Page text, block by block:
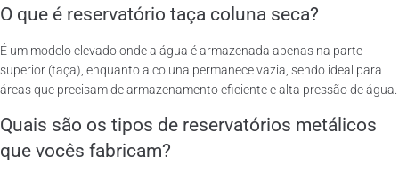
O que é reservatório taça coluna seca?
É um modelo elevado onde a água é armazenada apenas na parte
superior (taça), enquanto a coluna permanece vazia, sendo ideal para
áreas que precisam de armazenamento eficiente e alta pressão de água.
Quais são os tipos de reservatórios metálicos
que vocês fabricam?